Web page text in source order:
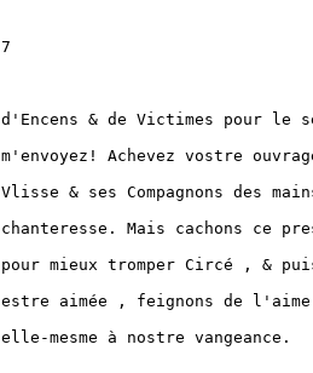
7
d'Encens & de Victimes pour le
m'envoyez! Achevez vostre
Vlisse & ses Compagnons des
chanteresse. Mais cachons ce
pour mieux tromper Circé , &
estre aimée , feignons de
elle-mesme à nostre vangeance.